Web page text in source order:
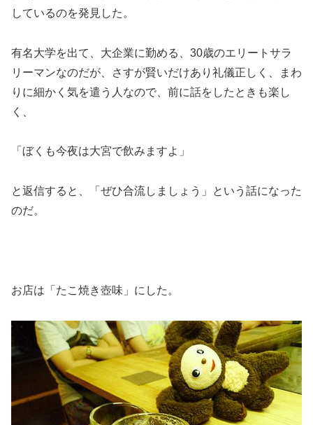
しているのを発見した。
有名大学を出て、大企業に勤める、30歳のエリートサラ
リーマンなのだが、さすが賢いだけあり礼儀正しく、まわ
りに細かく気を遣う人なので、前に話をしたときも楽し
く、
「ぼくも今夜は大宮で飲みますよ」
と返信すると、「ぜひ合流しましょう」という話になった
のだ。
お店は「たこ焼き壺味」にした。